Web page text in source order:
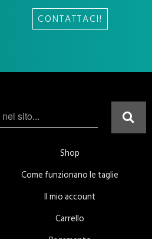
CONTATTACI!
Shop
Come funzionano le taglie
Il mio account
Carrello